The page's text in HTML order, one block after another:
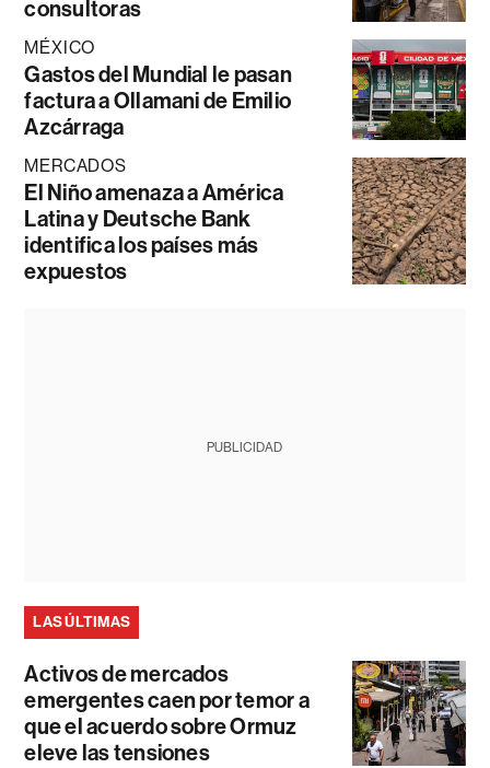
consultoras
MÉXICO
Gastos del Mundial le pasan
factura a Ollamani de Emilio
Azcárraga
MERCADOS
El Niño amenaza a América
Latina y Deutsche Bank
identifica los países más
expuestos
PUBLICIDAD
LAS ÚLTIMAS
Activos de mercados
emergentes caen por temor a
que el acuerdo sobre Ormuz
eleve las tensiones